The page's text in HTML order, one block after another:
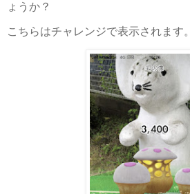
ょうか？
こちらはチャレンジで表示されます。